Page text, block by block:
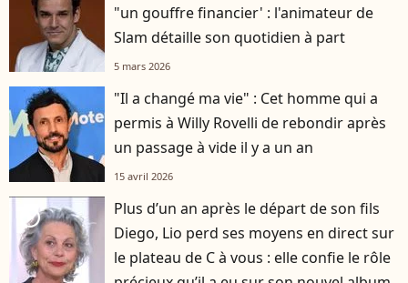
"un gouffre financier' : l'animateur de
Slam détaille son quotidien à part
5 mars 2026
"Il a changé ma vie" : Cet homme qui a
permis à Willy Rovelli de rebondir après
un passage à vide il y a un an
15 avril 2026
player2
Plus d’un an après le départ de son fils
Diego, Lio perd ses moyens en direct sur
le plateau de C à vous : elle confie le rôle